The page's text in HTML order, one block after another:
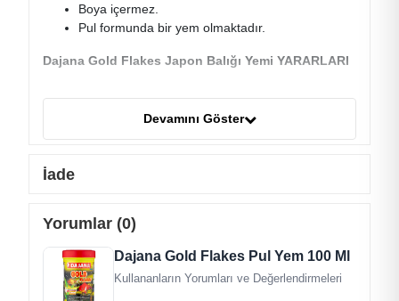
Boya içermez.
Pul formunda bir yem olmaktadır.
Dajana Gold Flakes Japon Balığı Yemi YARARLARI
Bu yemin bağışıklık sistemini düzenleyici etkisi
Gelişim sürecini destekleyici ögeler içermesiyle
İÇİNDEKİLER
Devamını Göster
İade
Yorumlar (0)
Dajana Gold Flakes Pul Yem 100 Ml
Kullananların Yorumları ve Değerlendirmeleri